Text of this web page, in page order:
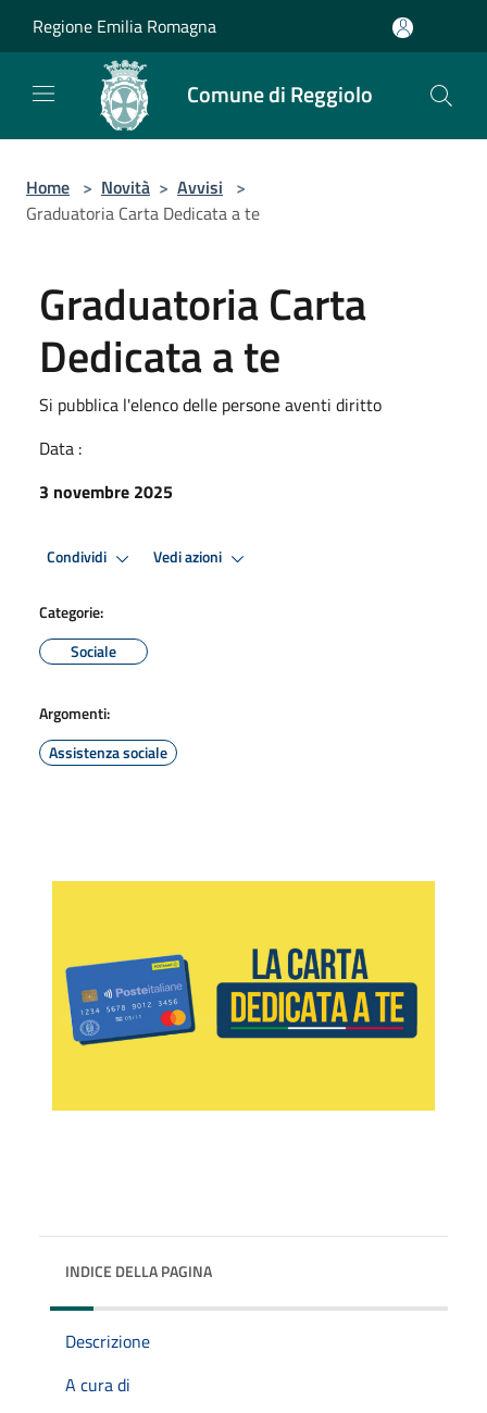
Regione Emilia Romagna
Comune di Reggiolo
Home > Novità > Avvisi >
Graduatoria Carta Dedicata a te
Graduatoria Carta
Dedicata a te
Si pubblica l'elenco delle persone aventi diritto
Data :
3 novembre 2025
Condividi Vedi azioni
Categorie:
Sociale
Argomenti:
Assistenza sociale
INDICE DELLA PAGINA
Descrizione
A cura di